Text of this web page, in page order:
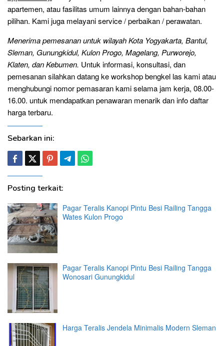
apartemen, atau fasilitas umum lainnya dengan bahan-bahan
pilihan. Kami juga melayani service / perbaikan / perawatan.
Menerima pemesanan untuk wilayah Kota Yogyakarta, Bantul,
Sleman, Gunungkidul, Kulon Progo, Magelang, Purworejo,
Klaten, dan Kebumen. Untuk informasi, konsultasi, dan
pemesanan silahkan datang ke workshop bengkel las kami atau
menghubungi nomor pemasaran kami selama jam kerja, 08.00-
16.00. untuk mendapatkan penawaran menarik dan info daftar
harga terbaru.
Sebarkan ini:
Posting terkait:
Pagar Teralis Kanopi Pintu Besi Railing Tangga
Wates Kulon Progo
Pagar Teralis Kanopi Pintu Besi Railing Tangga
Wonosari Gunungkidul
Harga Teralis Jendela Minimalis Modern Sleman